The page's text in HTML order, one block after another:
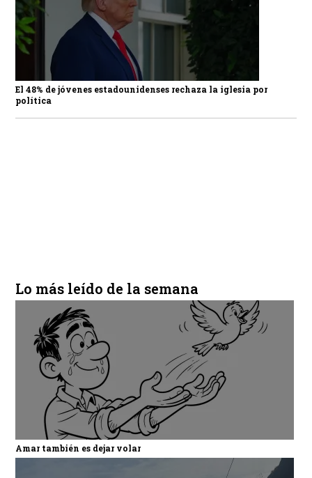
El 48% de jóvenes estadounidenses rechaza la iglesia por
política
Lo más leído de la semana
Amar también es dejar volar